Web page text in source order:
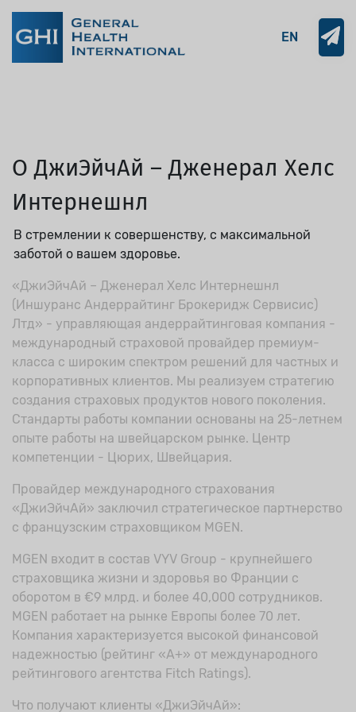
EN
О ДжиЭйчАй – Дженерал Хелс
Интернешнл
В стремлении к совершенству, с максимальной
заботой о вашем здоровье.
«ДжиЭйчАй – Дженерал Хелс Интернешнл
(Иншуранс Андеррайтинг Брокеридж Сервисис)
Лтд» - управляющая андеррайтинговая компания -
международный страховой провайдер премиум-
класса с широким спектром решений для частных и
корпоративных клиентов. Мы реализуем стратегию
создания страховых продуктов нового поколения.
Стандарты работы компании основаны на 25-летнем
опыте работы на швейцарском рынке. Центр
компетенции - Цюрих, Швейцария.
Провайдер международного страхования
«ДжиЭйчАй» заключил стратегическое партнерство
с французским страховщиком MGEN.
MGEN входит в состав VYV Group - крупнейшего
страховщика жизни и здоровья во Франции с
оборотом в €9 млрд. и более 40,000 сотрудников.
MGEN работает на рынке Европы более 70 лет.
Компания характеризуется высокой финансовой
надежностью (рейтинг «А+» от международного
рейтингового агентства Fitch Ratings).
Что получают клиенты «ДжиЭйчАй»: